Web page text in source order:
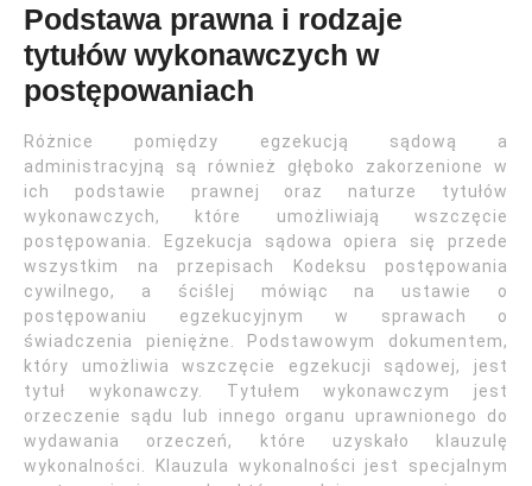
Podstawa prawna i rodzaje
tytułów wykonawczych w
postępowaniach
Różnice pomiędzy egzekucją sądową a
administracyjną są również głęboko zakorzenione w
ich podstawie prawnej oraz naturze tytułów
wykonawczych, które umożliwiają wszczęcie
postępowania. Egzekucja sądowa opiera się przede
wszystkim na przepisach Kodeksu postępowania
cywilnego, a ściślej mówiąc na ustawie o
postępowaniu egzekucyjnym w sprawach o
świadczenia pieniężne. Podstawowym dokumentem,
który umożliwia wszczęcie egzekucji sądowej, jest
tytuł wykonawczy. Tytułem wykonawczym jest
orzeczenie sądu lub innego organu uprawnionego do
wydawania orzeczeń, które uzyskało klauzulę
wykonalności. Klauzula wykonalności jest specjalnym